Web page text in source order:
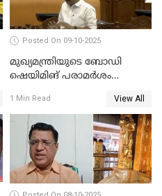
Posted On 09-10-2025
മുഖ്യമന്ത്രിയുടെ ബോഡി
ഷെയിമിങ് പരാമര്‍ശം
പ്രതിപക്ഷം WATCH VIDEO
1 Min Read View All